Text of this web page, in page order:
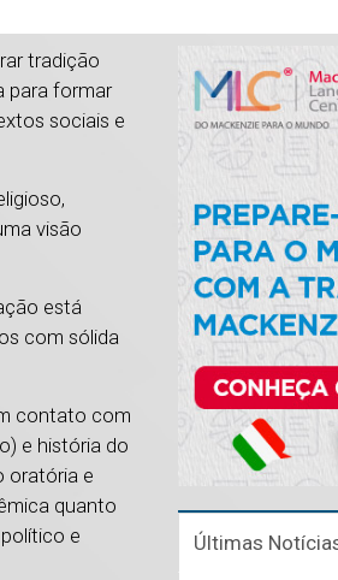
tradição
para formar
sociais e
visão
está
com sólida
contato com
e história do
oratória e
quanto
e
Últimas